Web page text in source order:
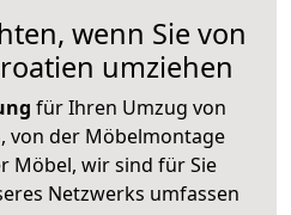
wenn Sie von
umziehen
für Ihren Umzug von
von der Möbelmontage
Möbel, wir sind für Sie
Netzwerks umfassen